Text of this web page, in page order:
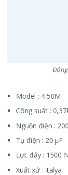
Model : 4 50M
Công suất :
Nguồn điện :
Tụ điện : 20 µF
Lực đẩy : 1500 N
Xuất xứ : Italya